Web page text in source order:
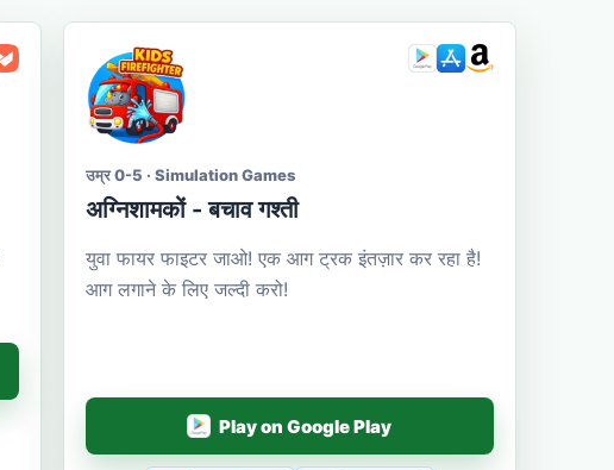
उम्र 0-5 · Simulation Games
अग्निशामकों - बचाव गश्ती
युवा फायर फाइटर जाओ! एक आग ट्रक इंतज़ार कर रहा है!
आग लगाने के लिए जल्दी करो!
Play on Google Play